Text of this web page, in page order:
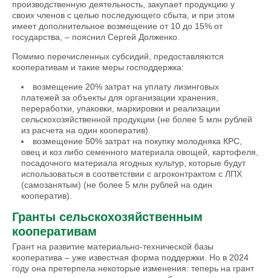
производственную деятельность, закупает продукцию у
своих членов с целью последующего сбыта, и при этом
имеет дополнительное возмещение от 10 до 15% от
государства, – пояснил Сергей Долженко.
Помимо перечисленных субсидий, предоставляются
кооперативам и такие меры господдержка:
возмещение 20% затрат на уплату лизинговых
платежей за объекты для организации хранения,
переработки, упаковки, маркировки и реализации
сельскохозяйственной продукции (не более 5 млн рублей
из расчета на один кооператив).
возмещение 50% затрат на покупку молодняка КРС,
овец и коз либо семенного материала овощей, картофеля,
посадочного материала ягодных культур, которые будут
использоваться в соответствии с агроконтрактом с ЛПХ
(самозанятым) (не более 5 млн рублей на один
кооператив).
Гранты сельскохозяйственным
кооперативам
Грант на развитие материально-технической базы
кооператива – уже известная форма поддержки. Но в 2024
году она претерпела некоторые изменения: теперь на грант